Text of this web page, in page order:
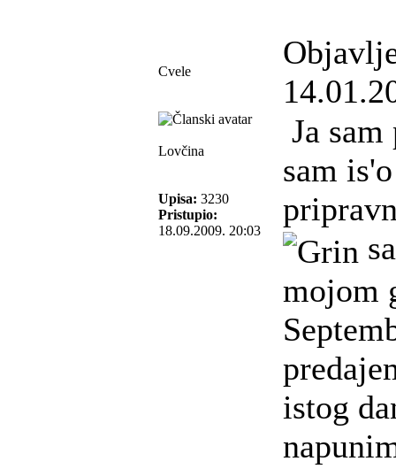
Cvele
Lovčina
Upisa: 3230
Pristupio:
18.09.2009. 20:03
Ja
sam
mojom
istog